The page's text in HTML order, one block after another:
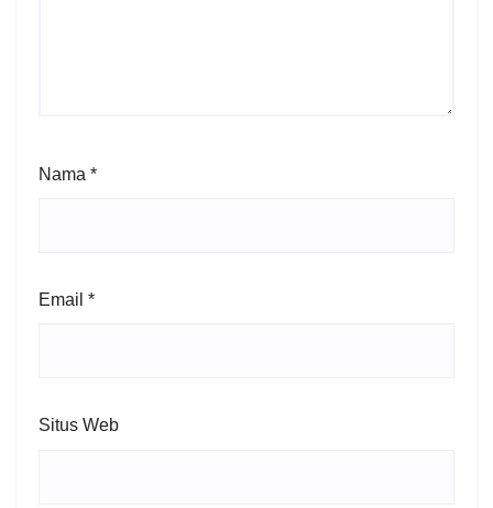
Nama *
Email *
Situs Web